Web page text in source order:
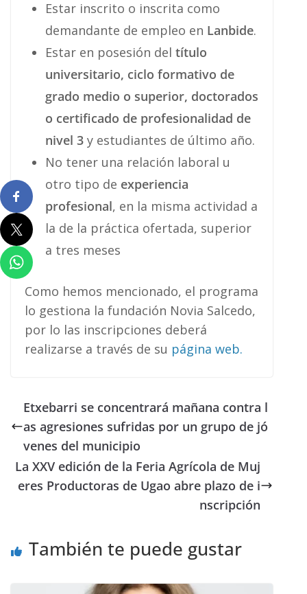
Estar inscrito o inscrita como
demandante de empleo en Lanbide.
Estar en posesión del título
universitario, ciclo formativo de
grado medio o superior, doctorados
o certificado de profesionalidad de
nivel 3 y estudiantes de último año.
No tener una relación laboral u
otro tipo de experiencia
profesional, en la misma actividad a
la de la práctica ofertada, superior
a tres meses
Como hemos mencionado, el programa
lo gestiona la fundación Novia Salcedo,
por lo las inscripciones deberá
realizarse a través de su página web.
Etxebarri se concentrará mañana contra l
as agresiones sufridas por un grupo de jó
venes del municipio
La XXV edición de la Feria Agrícola de Muj
eres Productoras de Ugao abre plazo de i
nscripción
También te puede gustar